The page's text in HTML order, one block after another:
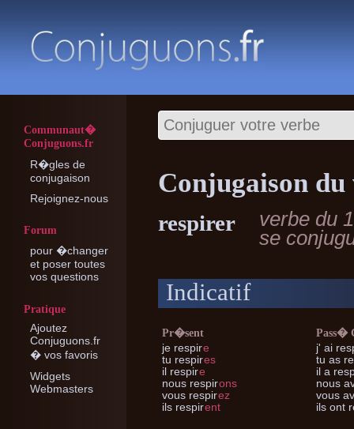
Communaut�
Conjuguons.fr
R�gles de
conjugaison
Rejoignez-nous
Forum
pour �changer
et poser toutes
vos questions
Pratique
Ajoutez
Conjuguons.fr
� vos favoris
Widgets
Webmasters
Conjugaison
respirer
verbe du
se
Indicatif
Pr�sent
je respire
tu respires
il respire
nous respirons
vous respirez
ils respirent
Pass�
j' ai
tu as
il a
nous
vous
ils ont